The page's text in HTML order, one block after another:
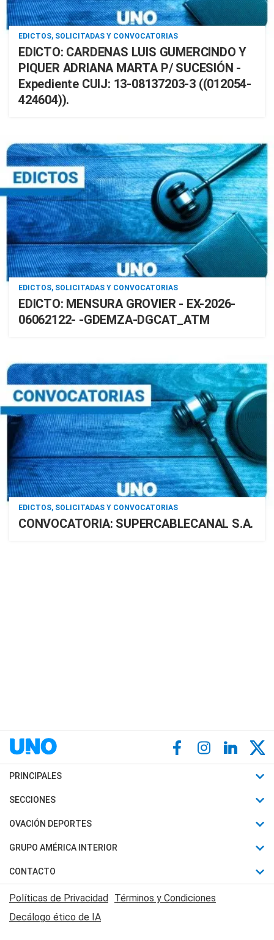
EDICTOS, SOLICITADAS Y CONVOCATORIAS
EDICTO: CARDENAS LUIS GUMERCINDO Y
PIQUER ADRIANA MARTA P/ SUCESIÓN -
Expediente CUIJ: 13-08137203-3 ((012054-
424604)).
EDICTOS, SOLICITADAS Y CONVOCATORIAS
EDICTO: MENSURA GROVIER - EX-2026-
06062122- -GDEMZA-DGCAT_ATM
EDICTOS, SOLICITADAS Y CONVOCATORIAS
CONVOCATORIA: SUPERCABLECANAL S.A.
PRINCIPALES
Últimas Noticias
Política
Judiciales
Economia
SECCIONES
Horóscopo
Motores
Trucos caseros
Series y Películas
Edictos y Solicitadas
OVACIÓN DEPORTES
Fútbol
Mundial
Automovilismo
Rugby
GRUPO AMÉRICA INTERIOR
Canal 7 en Vivo
CONTACTO
Acerca de Nosotros
Contactanos
Políticas de Privacidad Términos y Condiciones
Decálogo ético de IA